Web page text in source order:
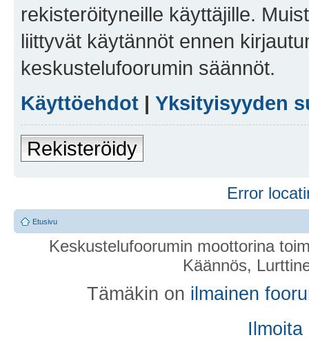
rekisteröityneille käyttäjille.
liittyvät käytännöt ennen
keskustelufoorumin säännöt.
Käyttöehdot | Yksityisyyden
Rekisteröidy
Error
Etusivu
Keskustelufoorumin moottorina
Käännös,
Tämäkin on ilmainen